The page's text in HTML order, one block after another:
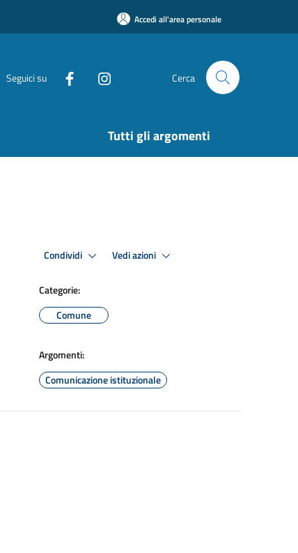
Accedi all'area personale
Seguici su Cerca
Tutti gli argomenti
Condividi Vedi azioni
Categorie:
Comune
Argomenti:
Comunicazione istituzionale